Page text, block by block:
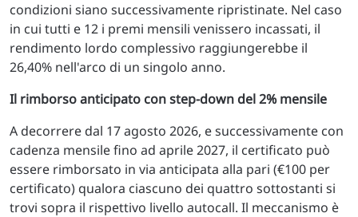
condizioni siano successivamente ripristinate. Nel caso
in cui tutti e 12 i premi mensili venissero incassati, il
rendimento lordo complessivo raggiungerebbe il
26,40% nell'arco di un singolo anno.
Il rimborso anticipato con step-down del 2% mensile
A decorrere dal 17 agosto 2026, e successivamente con
cadenza mensile fino ad aprile 2027, il certificato può
essere rimborsato in via anticipata alla pari (€100 per
certificato) qualora ciascuno dei quattro sottostanti si
trovi sopra il rispettivo livello autocall. Il meccanismo è